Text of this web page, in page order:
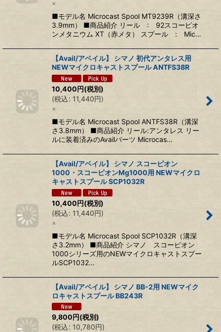
×
■モデル名 Microcast Spool MT9239R（溝深さ
3.9mm） ■商品紹介 リール : 92スコーピオ
ンメタニウム XT（赤メタ） スプール : Mic…
【Avail/アベイル】 シマノ 初代アンタレス用
NEWマイクロキャストスプール ANTFS38R
10,400円(税別)
(税込: 11,440円)
×
■モデル名 Microcast Spool ANTFS38R（溝深
さ3.8mm） ■商品紹介 リール:アンタレス リー
ルに装着済みのAvailパーツ Microcas…
【Avail/アベイル】 シマノ スコーピオン
1000・スコーピオンMg1000用 NEWマイクロ
キャストスプール SCP1032R
10,400円(税別)
(税込: 11,440円)
×
■モデル名 Microcast Spool SCP1032R（溝深
さ3.2mm） ■商品紹介 シマノ スコーピオン
1000シリーズ用のNEWマイクロキャストスプー
ルSCP1032…
【Avail/アベイル】 シマノ BB-2用 NEWマイク
ロキャストスプール BB243R
9,800円(税別)
(税込: 10,780円)